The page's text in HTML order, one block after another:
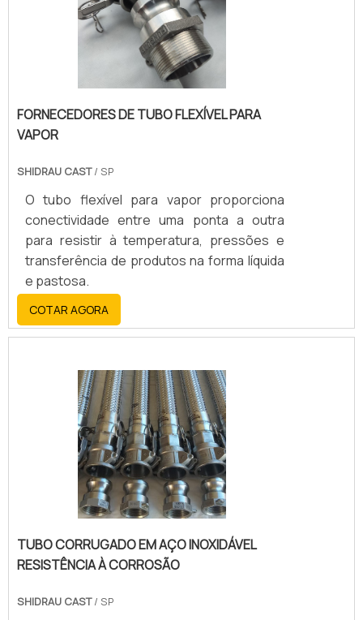
FORNECEDORES DE TUBO FLEXÍVEL PARA
VAPOR
SHIDRAU CAST/ SP
O tubo flexível para vapor proporciona
conectividade entre uma ponta a outra
para resistir à temperatura, pressões e
transferência de produtos na forma líquida
e pastosa.
COTAR AGORA
TUBO CORRUGADO EM AÇO INOXIDÁVEL
RESISTÊNCIA À CORROSÃO
SHIDRAU CAST/ SP